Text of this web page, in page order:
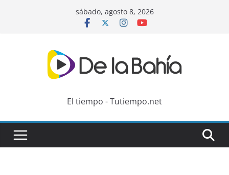
sábado, agosto 8, 2026
El tiempo - Tutiempo.net